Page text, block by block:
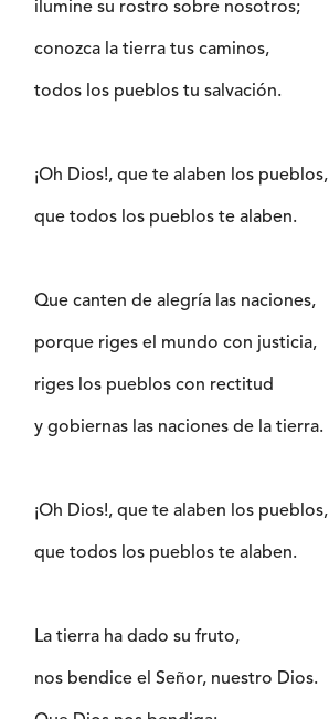
ilumine su rostro sobre nosotros;
conozca la tierra tus caminos,
todos los pueblos tu salvación.
¡Oh Dios!, que te alaben los pueblos,
que todos los pueblos te alaben.
Que canten de alegría las naciones,
porque riges el mundo con justicia,
riges los pueblos con rectitud
y gobiernas las naciones de la tierra.
¡Oh Dios!, que te alaben los pueblos,
que todos los pueblos te alaben.
La tierra ha dado su fruto,
nos bendice el Señor, nuestro Dios.